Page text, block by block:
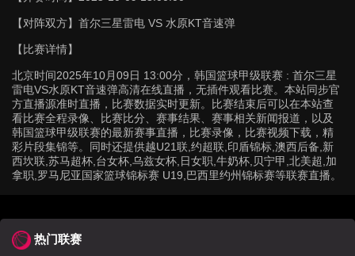
【对阵双方】 首尔三星雷电 VS 水原KT音速弹
【比赛详情】
北京时间2025年10月09日 13:00分，韩国篮球甲级联赛 : 首尔三星
雷电VS水原KT音速弹高清在线直播，无插件观看比赛。本站同步官
方直播源准时直播，比赛数据实时更新。比赛结束后可以在本站查
看比赛全程录像、比赛比分、赛事结果、赛事相关新闻报道，以及
韩国篮球甲级联赛的最新赛事直播，比赛录像，比赛视频下载，精
彩片段集锦等。同时还提供越U21联,约超联,印盾锦标,澳西后备,新
西坎联,苏马超杯,台女杯,乌兹女杯,日女职,牛奶杯,贝宁甲,北美超,加
拿职,罗马尼亚国家篮球锦标赛 U19,巴西里约州锦标赛等联赛直播。
热门联赛